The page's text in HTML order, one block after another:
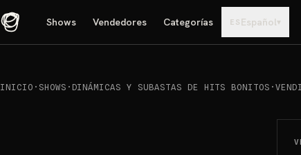
Shows Vendedores Categorías ES Español▾
INICIO · SHOWS · DINÁMICAS Y SUBASTAS DE HITS BONITOS ·